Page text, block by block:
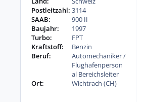
Postleitzahl: 3114
SAAB:
900 II
Baujahr:
1997
Turbo:
FPT
Kraftstoff:
Benzin
Beruf:
Automechaniker /
Flughafenperson
al Bereichsleiter
Ort:
Wichtrach (CH)